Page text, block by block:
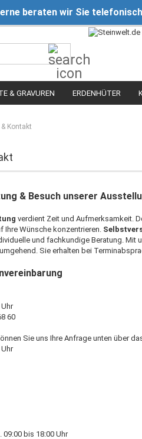
beraten wir Sie
& GRAVUREN ERDENHÜTER
Kontakt
& Besuch unserer
verdient Zeit und Aufmerksamkeit.
Ihre Wünsche konzentrieren.
und fachkundige Beratung. Mit
Sie erhalten bei
60
Sie uns Ihre Anfrage unten über
bis 18:00 Uhr